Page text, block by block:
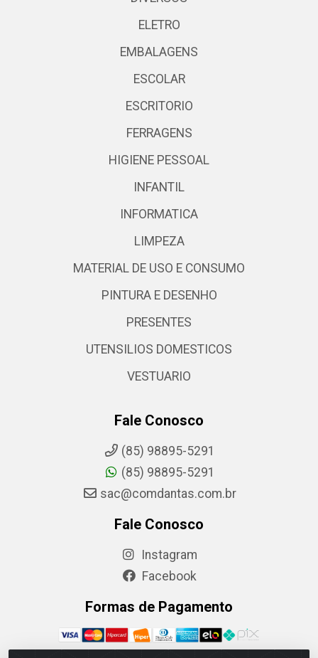
ELETRO
EMBALAGENS
ESCOLAR
ESCRITORIO
FERRAGENS
HIGIENE PESSOAL
INFANTIL
INFORMATICA
LIMPEZA
MATERIAL DE USO E CONSUMO
PINTURA E DESENHO
PRESENTES
UTENSILIOS DOMESTICOS
VESTUARIO
Fale Conosco
(85) 98895-5291
(85) 98895-5291
sac@comdantas.com.br
Fale Conosco
Instagram
Facebook
Formas de Pagamento